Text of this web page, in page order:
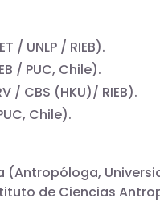
/ UNLP / RIEB).
/ PUC, Chile).
/ CBS (HKU)/ RIEB).
Chile).
(Antropóloga,
de Ciencias